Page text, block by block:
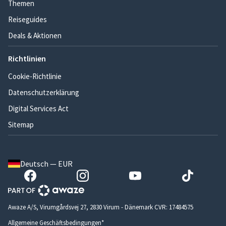
Themen
Reiseguides
Deals & Aktionen
Richtlinien
Cookie-Richtlinie
Datenschutzerklärung
Digital Services Act
Sitemap
Deutsch — EUR
Awaze A/S, Virumgårdsvej 27, 2830 Virum - Dänemark CVR: 17484575
Allgemeine Geschäftsbedingungen*